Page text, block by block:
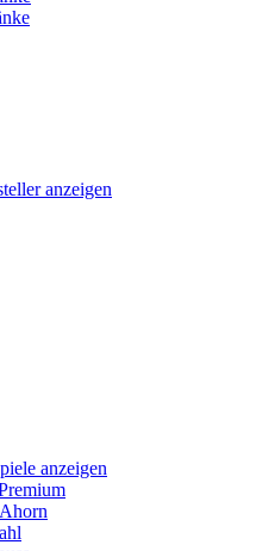
anzeigen
anzeigen